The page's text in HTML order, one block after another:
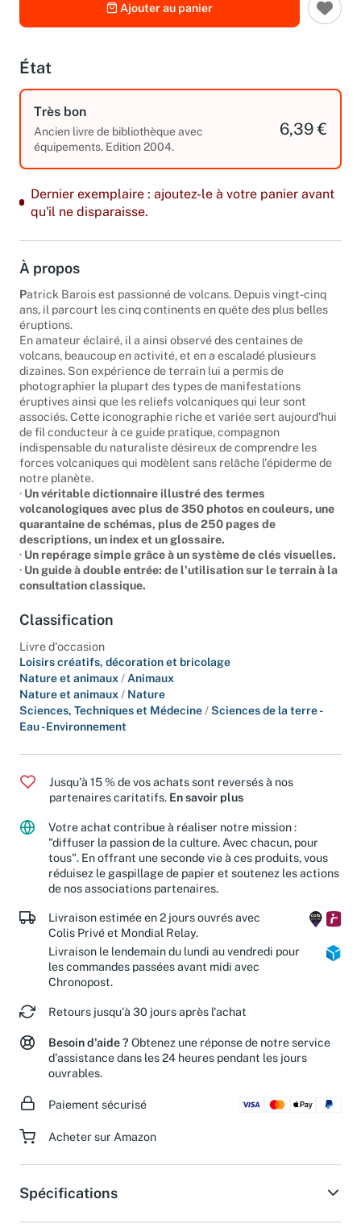
Ajouter au panier
État
Très bon
Ancien livre de bibliothèque avec
équipements. Edition 2004.
6,39 €
Dernier exemplaire : ajoutez-le à votre panier avant
qu'il ne disparaisse.
À propos
Patrick Barois est passionné de volcans. Depuis vingt-cinq
ans, il parcourt les cinq continents en quête des plus belles
éruptions.
En amateur éclairé, il a ainsi observé des centaines de
volcans, beaucoup en activité, et en a escaladé plusieurs
dizaines. Son expérience de terrain lui a permis de
photographier la plupart des types de manifestations
éruptives ainsi que les reliefs volcaniques qui leur sont
associés. Cette iconographie riche et variée sert aujourd'hui
de fil conducteur à ce guide pratique, compagnon
indispensable du naturaliste désireux de comprendre les
forces volcaniques qui modèlent sans relâche l'épiderme de
notre planète.
· Un véritable dictionnaire illustré des termes
volcanologiques avec plus de 350 photos en couleurs, une
quarantaine de schémas, plus de 250 pages de
descriptions, un index et un glossaire.
· Un repérage simple grâce à un système de clés visuelles.
· Un guide à double entrée: de l'utilisation sur le terrain à la
consultation classique.
Classification
Livre d'occasion
Loisirs créatifs, décoration et bricolage
Nature et animaux / Animaux
Nature et animaux / Nature
Sciences, Techniques et Médecine /Sciences de la terre -
Eau - Environnement
Jusqu'à 15 % de vos achats sont reversés à nos
partenaires caritatifs. En savoir plus
Votre achat contribue à réaliser notre mission :
"diffuser la passion de la culture. Avec chacun, pour
tous". En offrant une seconde vie à ces produits, vous
réduisez le gaspillage de papier et soutenez les actions
de nos associations partenaires.
Livraison estimée en 2 jours ouvrés avec
Colis Privé et Mondial Relay.
Livraison le lendemain du lundi au vendredi pour
les commandes passées avant midi avec
Chronopost.
Retours jusqu'à 30 jours après l'achat
Besoin d'aide ? Obtenez une réponse de notre service
d'assistance dans les 24 heures pendant les jours
ouvrables.
Paiement sécurisé
Acheter sur Amazon
Spécifications